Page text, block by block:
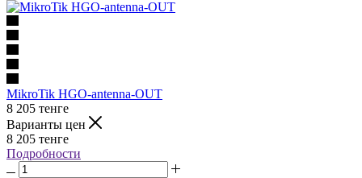
MikroTik HGO-antenna-OUT
8 205 тенге
Варианты цен
8 205 тенге
Подробности